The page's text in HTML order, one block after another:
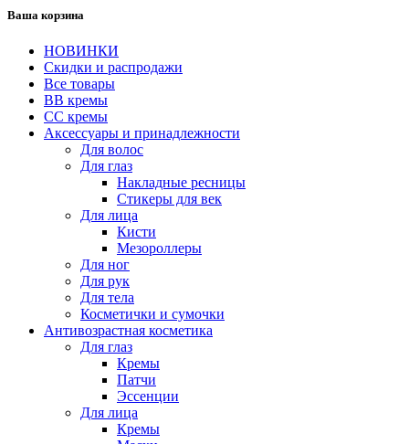
Ваша корзина
НОВИНКИ
Скидки и распродажи
Все товары
BB кремы
CC кремы
Аксессуары и принадлежности
Для волос
Для глаз
Накладные ресницы
Стикеры для век
Для лица
Кисти
Мезороллеры
Для ног
Для рук
Для тела
Косметички и сумочки
Антивозрастная косметика
Для глаз
Кремы
Патчи
Эссенции
Для лица
Кремы